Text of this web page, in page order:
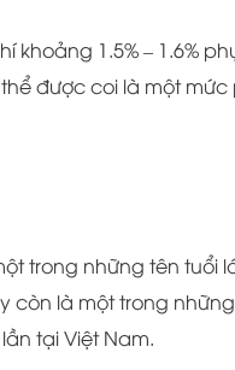
khoảng 1.5% – 1.6%
được coi là một mức
trong những tên tuổi
còn là một trong
tại Việt Nam.